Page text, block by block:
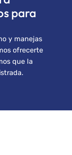
para
y manejas
ofrecerte
que la